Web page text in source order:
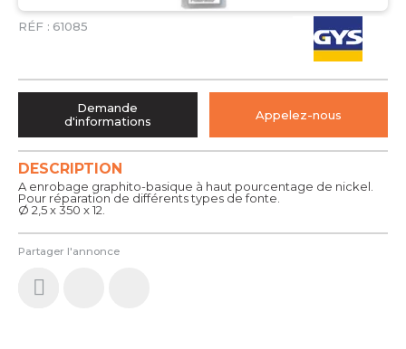
RÉF : 61085
Partager l'annonce
DESCRIPTION
A enrobage graphito-basique à haut pourcentage de nickel.
Pour réparation de différents types de fonte.
Ø 2,5 x 350 x 12.
Demande
d'informations
Appelez-nous